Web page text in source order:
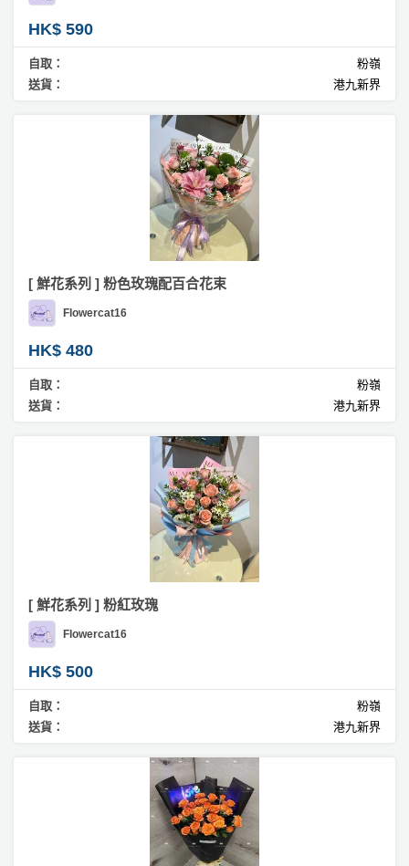
HK$ 590
自取：
粉嶺
送貨：
港九新界
[ 鮮花系列 ] 粉色玫瑰配百合花束
Flowercat16
HK$ 480
自取：
粉嶺
送貨：
港九新界
[ 鮮花系列 ] 粉紅玫瑰
Flowercat16
HK$ 500
自取：
粉嶺
送貨：
港九新界